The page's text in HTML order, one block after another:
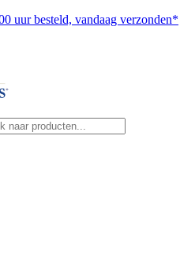
uur besteld, vandaag verzonden*